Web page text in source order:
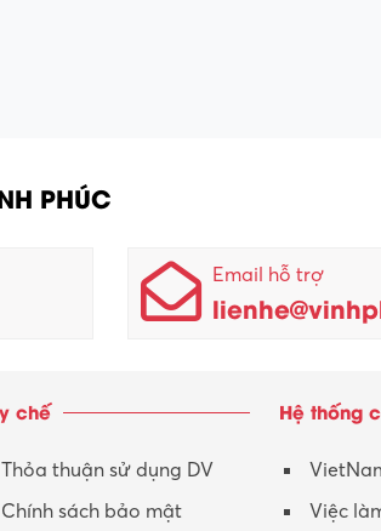
PHÚC
Email hỗ trợ
chế
Thỏa thuận sử dụng DV
Chính sách bảo mật
Hệ thống
Việc